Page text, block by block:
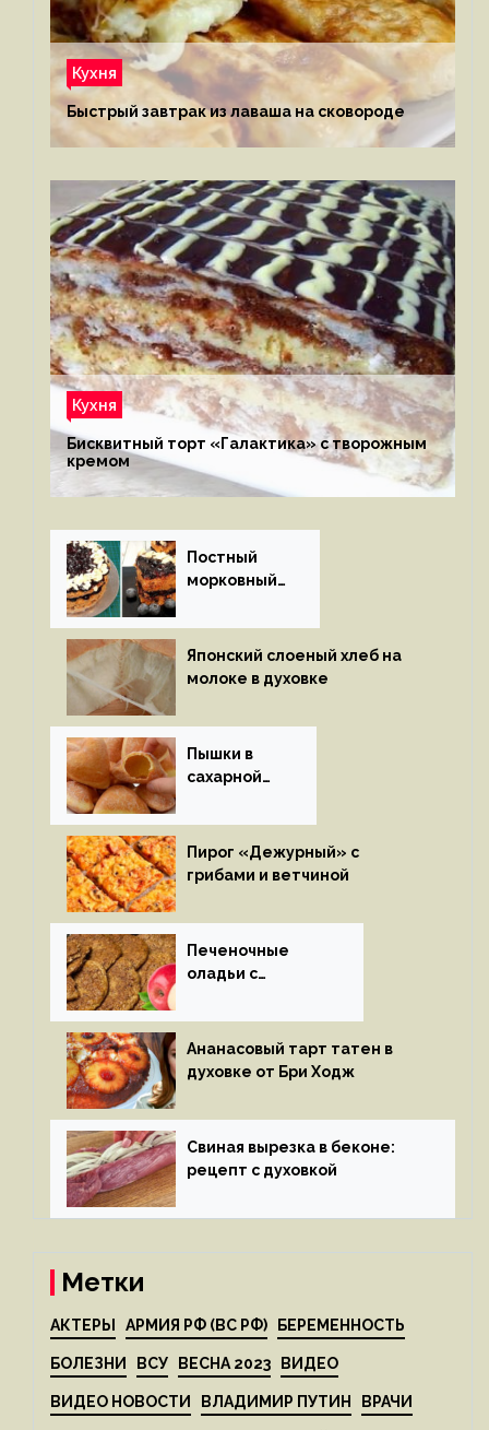
Кухня
Быстрый завтрак из лаваша на сковороде
Кухня
Бисквитный торт «Галактика» с творожным
кремом
Постный
морковный
Японский слоеный хлеб на
молоке в духовке
Пышки в
сахарной
Пирог «Дежурный» с
грибами и ветчиной
Печеночные
оладьи с
Ананасовый тарт татен в
духовке от Бри Ходж
Свиная вырезка в беконе:
рецепт с духовкой
Метки
АКТЕРЫ АРМИЯ РФ (ВС РФ) БЕРЕМЕННОСТЬ
БОЛЕЗНИ ВСУ ВЕСНА 2023 ВИДЕО
ВИДЕО НОВОСТИ ВЛАДИМИР ПУТИН ВРАЧИ